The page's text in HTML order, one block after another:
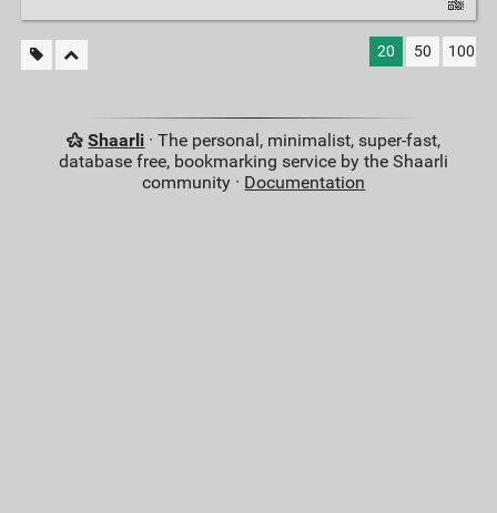
20 50 100
Shaarli · The personal, minimalist, super-fast,
database free, bookmarking service by the Shaarli
community · Documentation